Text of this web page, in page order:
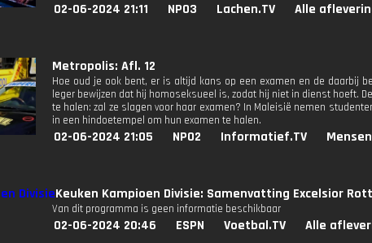
02-06-2024 21:11 NPO3 Lachen.TV Alle
Metropolis: Afl. 12
Hoe oud je ook bent, er is altijd kans op een examen en de daarbij
leger bewijzen dat hij homoseksueel is, zodat hij niet in dienst hoeft.
te halen: zal ze slagen voor haar examen? In Maleisië nemen
in een hindoetempel om hun examen te halen.
02-06-2024 21:05 NPO2 Informatief.TV
Keuken Kampioen Divisie: Samenvatting Excelsior
Van dit programma is geen informatie beschikbaar
02-06-2024 20:46 ESPN Voetbal.TV Alle